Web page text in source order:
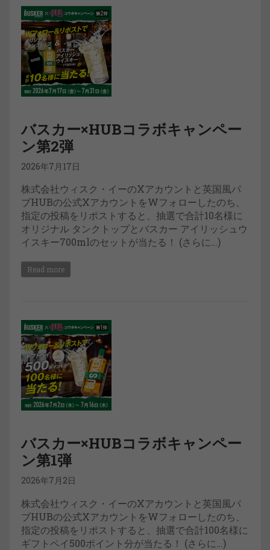
バスカー×HUBコラボキャンペー
ン第2弾
2026年7月17日
株式会社ウィスク・イーのXアカウントと英国風パ
ブHUBの公式XアカウントをWフォローしたのち、
指定の投稿をリポストすると、抽選で合計10名様に
オリジナル タンクトップとバスカー アイリッシュウ
イスキー700mlのセットが当たる！ (さらに…)
Read more
バスカー×HUBコラボキャンペー
ン第1弾
2026年7月2日
株式会社ウィスク・イーのXアカウントと英国風パ
ブHUBの公式XアカウントをWフォローしたのち、
指定の投稿をリポストすると、抽選で合計100名様に
ギフトペイ500ポイント分が当たる！ (さらに…)